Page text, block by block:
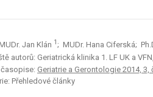
Jan Klán 1 ; MUDr. Hana Ciferská;
autorů: Geriatrická klinika 1. LF UK a
Geriatrie a Gerontologie 2014, 3,
Přehledové články